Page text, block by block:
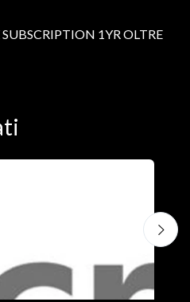
1YR OLTRE